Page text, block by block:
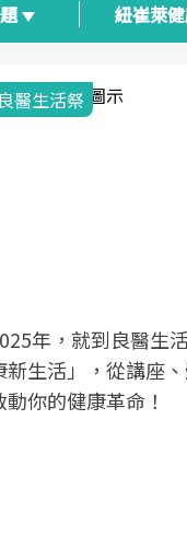
紐崔萊
體驗「一站式健
驗到運動，全面